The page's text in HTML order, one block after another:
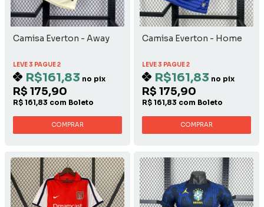
Camisa Everton - Away
LEVE 3 PAGUE 2
R$161,83 no pix
R$ 175,90
R$ 161,83 com Boleto
COMPRAR
Camisa Everton - Home
LEVE 3 PAGUE 2
R$161,83 no pix
R$ 175,90
R$ 161,83 com Boleto
COMPRAR